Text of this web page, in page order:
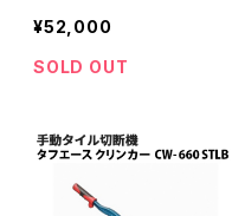
硬工具製作所 リニアターボ
手動タイル切断機470 LT-
470SLB かるわりホルダ
¥52,000
SOLD OUT